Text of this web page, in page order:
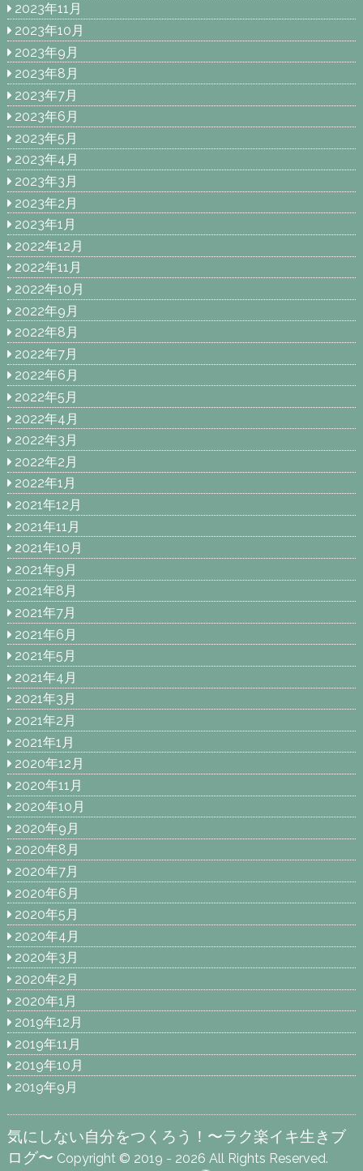
2023年11月
2023年10月
2023年9月
2023年8月
2023年7月
2023年6月
2023年5月
2023年4月
2023年3月
2023年2月
2023年1月
2022年12月
2022年11月
2022年10月
2022年9月
2022年8月
2022年7月
2022年6月
2022年5月
2022年4月
2022年3月
2022年2月
2022年1月
2021年12月
2021年11月
2021年10月
2021年9月
2021年8月
2021年7月
2021年6月
2021年5月
2021年4月
2021年3月
2021年2月
2021年1月
2020年12月
2020年11月
2020年10月
2020年9月
2020年8月
2020年7月
2020年6月
2020年5月
2020年4月
2020年3月
2020年2月
2020年1月
2019年12月
2019年11月
2019年10月
2019年9月
気にしない自分をつくろう！〜ラク楽イキ生きブ
ログ〜 Copyright © 2019 - 2026 All Rights Reserved.